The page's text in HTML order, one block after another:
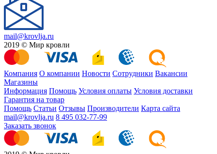
mail@krovlja.ru
2019 © Мир кровли
Компания О компании Новости Сотрудники Вакансии
Магазины
Информация Помощь Условия оплаты Условия доставки
Гарантия на товар
Помощь Статьи Отзывы Производители Карта сайта
mail@krovlja.ru 8 495 032-77-99
Заказать звонок